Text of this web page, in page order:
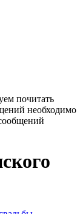
почитать
необходимо